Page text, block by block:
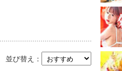
並び替え：